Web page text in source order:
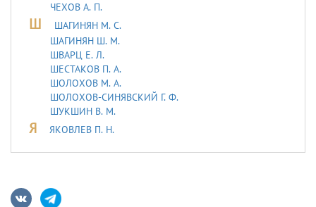
ЧЕХОВ А. П.
Ш
ШАГИНЯН М. С.
ШАГИНЯН Ш. М.
ШВАРЦ Е. Л.
ШЕСТАКОВ П. А.
ШОЛОХОВ М. А.
ШОЛОХОВ-СИНЯВСКИЙ Г. Ф.
ШУКШИН В. М.
Я ЯКОВЛЕВ П. Н.